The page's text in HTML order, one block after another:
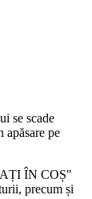
se scade
apăsare pe
ÎN COȘ"
precum și